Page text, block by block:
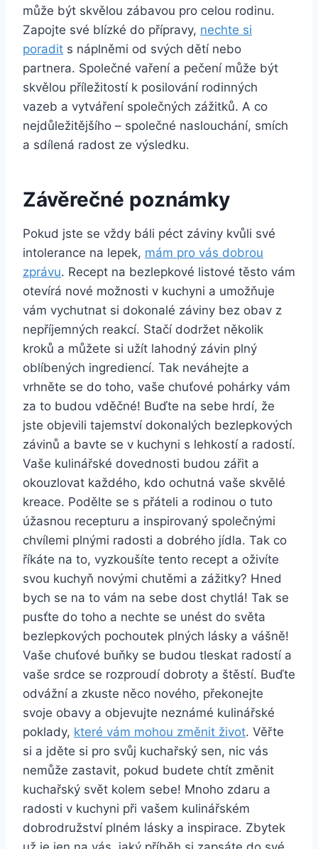
může být skvělou zábavou pro celou rodinu.
Zapojte své blízké do přípravy, nechte si
poradit s náplněmi od svých dětí nebo
partnera. Společné vaření a pečení může být
skvělou příležitostí k posilování rodinných
vazeb a vytváření společných zážitků. A co
nejdůležitějšího – společné naslouchání, smích
a sdílená radost ze výsledku.
Závěrečné poznámky
Pokud jste se vždy báli péct záviny kvůli své
intolerance na lepek, mám pro vás dobrou
zprávu. Recept na bezlepkové listové těsto vám
otevírá nové možnosti v kuchyni a umožňuje
vám vychutnat si dokonalé záviny bez obav z
nepříjemných reakcí. Stačí dodržet několik
kroků a můžete si užít lahodný závin plný
oblíbených ingrediencí. Tak neváhejte a
vrhněte se do toho, vaše chuťové pohárky vám
za to budou vděčné! Buďte na sebe hrdí, že
jste objevili tajemství dokonalých bezlepkových
závinů a bavte se v kuchyni s lehkostí a radostí.
Vaše kulinářské dovednosti budou zářit a
okouzlovat každého, kdo ochutná vaše skvělé
kreace. Podělte se s přáteli a rodinou o tuto
úžasnou recepturu a inspirovaný společnými
chvílemi plnými radosti a dobrého jídla. Tak co
říkáte na to, vyzkoušíte tento recept a oživíte
svou kuchyň novými chutěmi a zážitky? Hned
bych se na to vám na sebe dost chytlá! Tak se
pusťte do toho a nechte se unést do světa
bezlepkových pochoutek plných lásky a vášně!
Vaše chuťové buňky se budou tleskat radostí a
vaše srdce se rozproudí dobroty a štěstí. Buďte
odvážní a zkuste něco nového, překonejte
svoje obavy a objevujte neznámé kulinářské
poklady, které vám mohou změnit život. Věřte
si a jděte si pro svůj kuchařský sen, nic vás
nemůže zastavit, pokud budete chtít změnit
kuchařský svět kolem sebe! Mnoho zdaru a
radosti v kuchyni při vašem kulinářském
dobrodružství plném lásky a inspirace. Zbytek